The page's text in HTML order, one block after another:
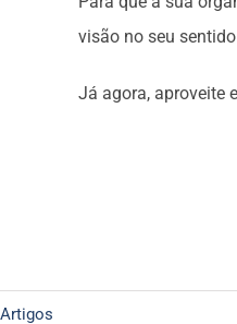
visão no seu
Já agora, aproveite
Artigos